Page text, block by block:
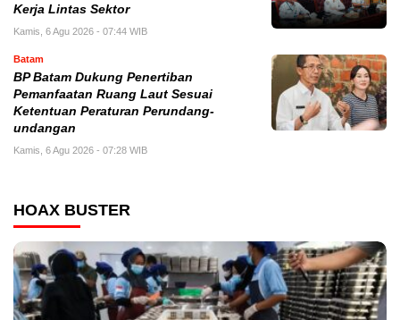
Kerja Lintas Sektor
Kamis, 6 Agu 2026 - 07:44 WIB
Batam
BP Batam Dukung Penertiban
Pemanfaatan Ruang Laut Sesuai
Ketentuan Peraturan Perundang-
undangan
Kamis, 6 Agu 2026 - 07:28 WIB
HOAX BUSTER